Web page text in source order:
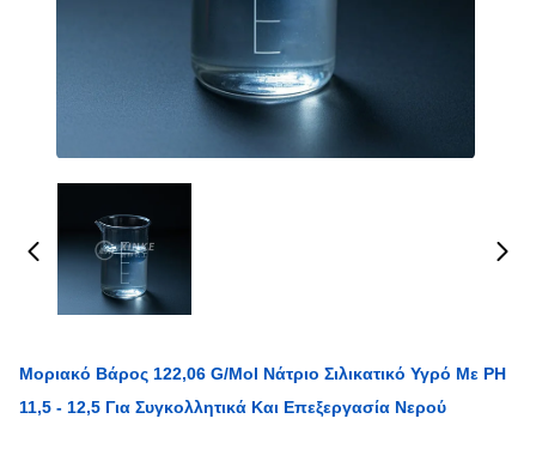
Μοριακό Βάρος 122,06 G/mol Νάτριο Σιλικατικό Υγρό Με PH
11,5 - 12,5 Για Συγκολλητικά Και Επεξεργασία Νερού